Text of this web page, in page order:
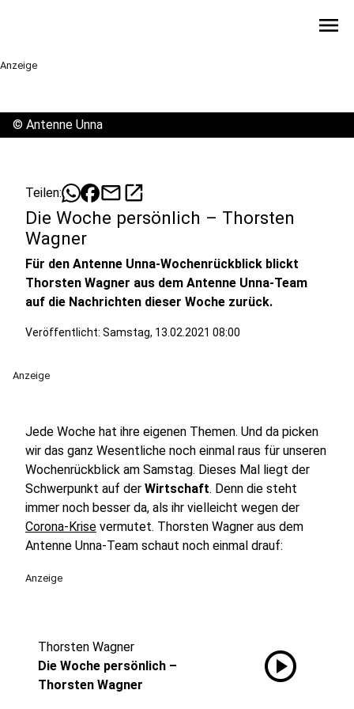
menu
Anzeige
© Antenne Unna
Teilen: mailopen_in_new
Die Woche persönlich – Thorsten
Wagner
Für den Antenne Unna-Wochenrückblick blickt
Thorsten Wagner aus dem Antenne Unna-Team
auf die Nachrichten dieser Woche zurück.
Veröffentlicht: Samstag, 13.02.2021 08:00
Anzeige
Jede Woche hat ihre eigenen Themen. Und da picken
wir das ganz Wesentliche noch einmal raus für unseren
Wochenrückblick am Samstag. Dieses Mal liegt der
Schwerpunkt auf der Wirtschaft. Denn die steht
immer noch besser da, als ihr vielleicht wegen der
Corona-Krise vermutet. Thorsten Wagner aus dem
Antenne Unna-Team schaut noch einmal drauf:
Anzeige
Thorsten Wagner
Die Woche persönlich –
Thorsten Wagner
play_circle